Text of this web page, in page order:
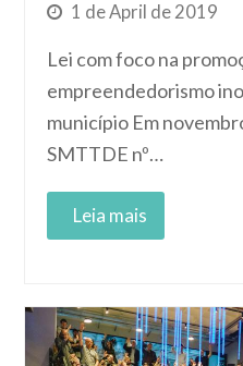
1 de April de 2019
Lei com foco na
empreendedorismo
município Em
SMTTDE nº…